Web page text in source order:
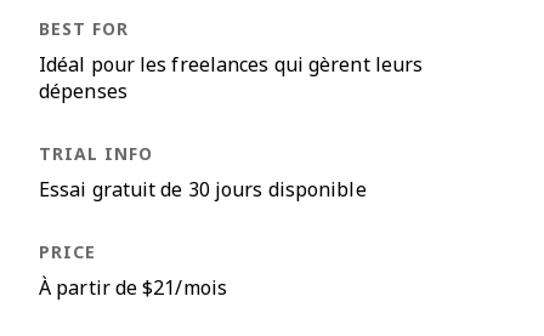
Idéal pour les freelances qui gèrent leurs
dépenses
Essai gratuit de 30 jours disponible
À partir de $21/mois